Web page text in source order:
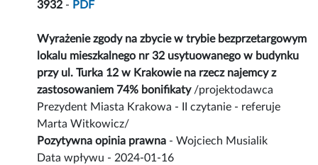
3932 - PDF
Wyrażenie zgody na zbycie w trybie bezprzetargowym
lokalu mieszkalnego nr 32 usytuowanego w budynku
przy ul. Turka 12 w Krakowie na rzecz najemcy z
zastosowaniem 74% bonifikaty /projektodawca
Prezydent Miasta Krakowa - II czytanie - referuje
Marta Witkowicz/
Pozytywna opinia prawna - Wojciech Musialik
Data wpływu - 2024-01-16